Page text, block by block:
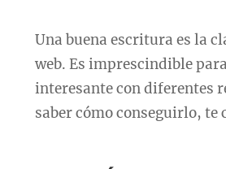
Una buena escritura es la
web. Es imprescindible
interesante con diferentes
saber cómo conseguirlo,